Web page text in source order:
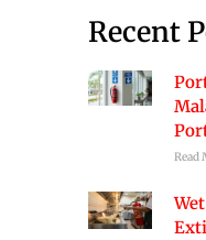
Recent
Read